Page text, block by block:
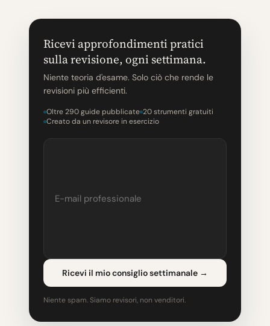
Ricevi approfondimenti pratici
sulla revisione, ogni settimana.
Niente teoria d'esame. Solo ciò che rende le
revisioni più efficienti.
Oltre 290 guide pubblicate 20 strumenti gratuiti
Creato da un revisore in esercizio
Ricevi il mio consiglio settimanale →
Niente spam. Siamo revisori, non venditori.